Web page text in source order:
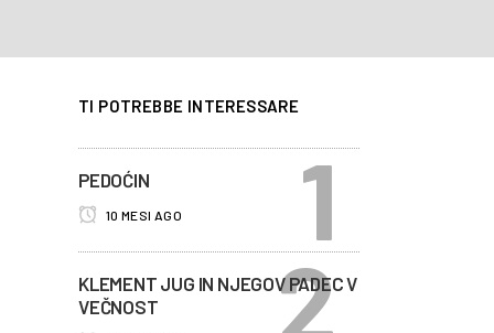
TI POTREBBE INTERESSARE
PEDOĆIN
10 MESI AGO
KLEMENT JUG IN NJEGOV PADEC V
VEČNOST